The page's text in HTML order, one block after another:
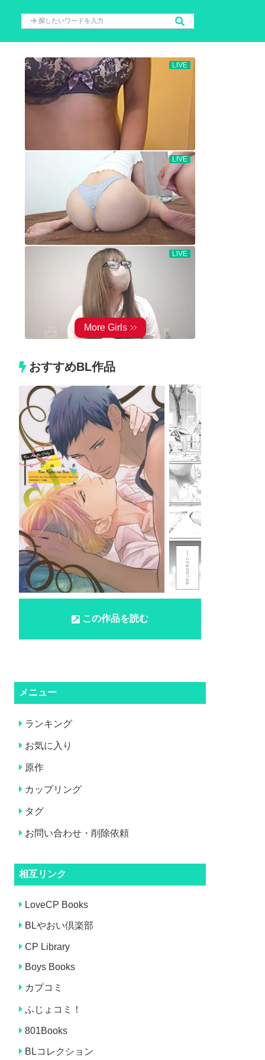
おすすめBL作品
この作品を読む
メニュー
ランキング
お気に入り
原作
カップリング
タグ
お問い合わせ・削除依頼
相互リンク
LoveCP Books
BLやおい倶楽部
CP Library
Boys Books
カプコミ
ふじょコミ！
801Books
BLコレクション